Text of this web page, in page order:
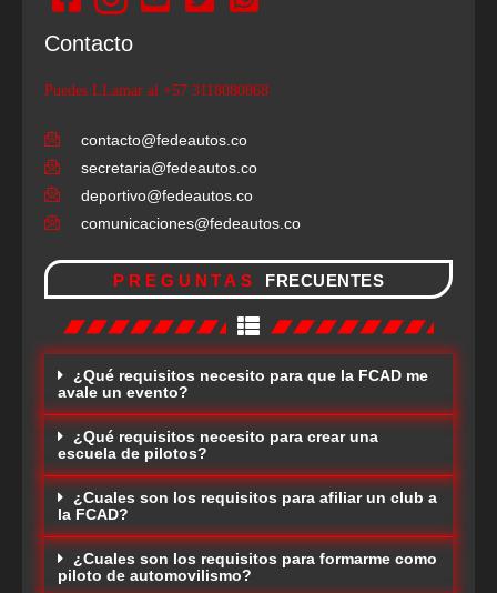
Contacto
Puedes LLamar al +57 3118080868
contacto@fedeautos.co
secretaria@fedeautos.co
deportivo@fedeautos.co
comunicaciones@fedeautos.co
PREGUNTAS FRECUENTES
¿Qué requisitos necesito para que la FCAD me
avale un evento?
¿Qué requisitos necesito para crear una
escuela de pilotos?
¿Cuales son los requisitos para afiliar un club a
la FCAD?
¿Cuales son los requisitos para formarme como
piloto de automovilismo?